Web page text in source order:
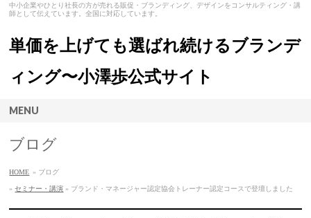
中小企業やひとり社長の方が売れる販促・ブランディング、デザインをコンサルティング・講
師として伝えています。全国に対応しています。
単価を上げても選ばれ続けるブランデ
ィング〜小澤歩公式サイト
MENU
ブログ
HOME » ブログ
»セミナー・講演 » ブランド・マネージャー認定協会トレーナー認定コースで登壇しました